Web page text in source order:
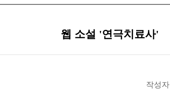
웹 소설 '연극치료사'
작성자